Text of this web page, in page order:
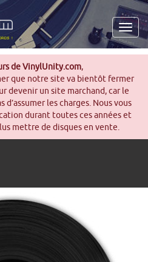
de VinylUnity.com,
que notre site va bientôt fermer
devenir un site marchand, car le
les charges. Nous vous
durant toutes ces années et
mettre de disques en vente.